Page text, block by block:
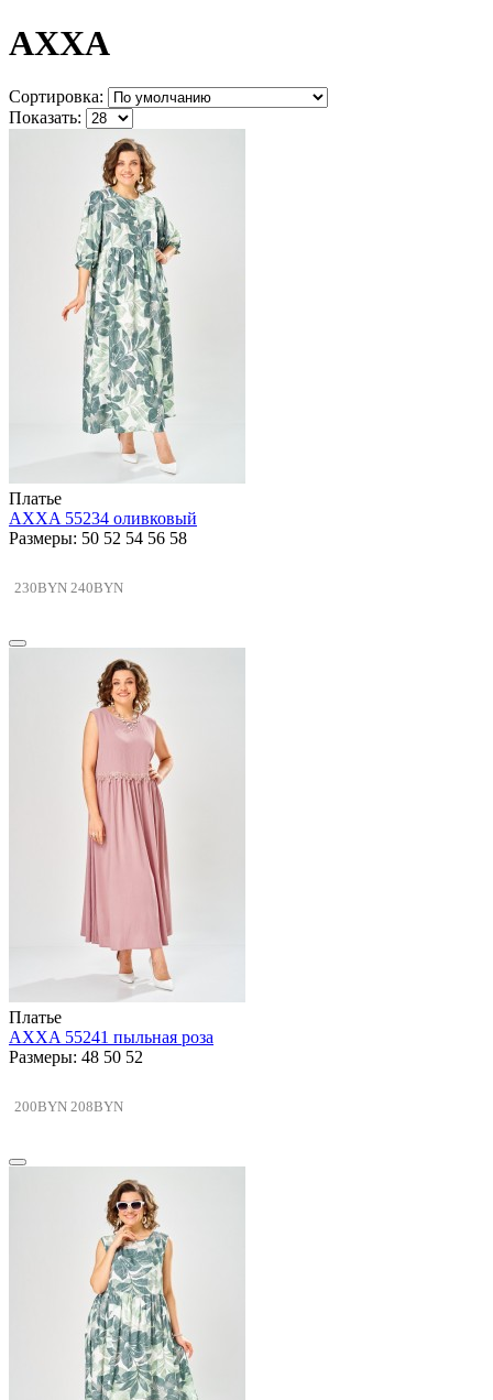
AXXA
Сортировка:
Показать:
Платье
AXXA 55234 оливковый
Размеры: 50 52 54 56 58
230BYN 240BYN
Платье
AXXA 55241 пыльная роза
Размеры: 48 50 52
200BYN 208BYN